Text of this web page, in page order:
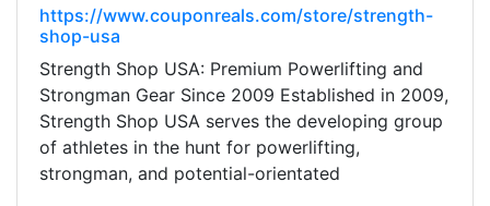
https://www.couponreals.com/store/strength-
shop-usa
Strength Shop USA: Premium Powerlifting and
Strongman Gear Since 2009 Established in 2009,
Strength Shop USA serves the developing group
of athletes in the hunt for powerlifting,
strongman, and potential-orientated